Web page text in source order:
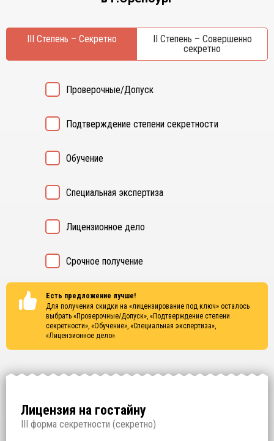
Л
Липецк
М
Магнитогорск
Махачкала
Мурманск
Н
Набережные Челны
Нижний Новгород
Нижний Тагил
Новосибирск
Хабаровск
III Степень – Секретно
II Степень – Совершенно
секретно
Проверочные/Допуск
Подтверждение степени секретности
Обучение
Специальная экспертиза
Лицензионное дело
Срочное получение
Есть предложение лучше!
Для получения скидки на «лицензирование под ключ» осталось
выбрать «Проверочные/Допуск», «Подтверждение степени
секретности», «Обучение», «Специальная экспертиза»,
«Лицензионное дело».
Лицензия на гостайну
III форма секретности (секретно)